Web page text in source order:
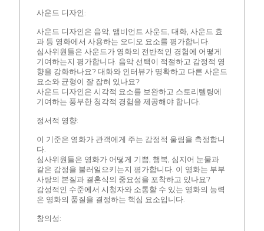
사운드 디자인:
사운드 디자인은 음악, 앰비언트 사운드, 대화, 사운드 효
과 등 영화에서 사용하는 오디오 요소를 평가합니다.
심사위원들은 사운드가 영화의 전반적인 경험에 어떻게
기여하는지 평가합니다. 음악 선택이 적절하고 감정적 영
향을 강화하나요? 대화와 인터뷰가 명확하고 다른 사운드
요소와 균형이 잘 잡혀 있나요?
사운드 디자인은 시각적 요소를 보완하고 스토리텔링에
기여하는 풍부한 청각적 경험을 제공해야 합니다.
정서적 영향:
이 기준은 영화가 관객에게 주는 감정적 울림을 측정합니
다.
심사위원들은 영화가 어떻게 기쁨, 행복, 심지어 눈물과
같은 감정을 불러일으키는지 평가합니다. 이 영화는 부부
사랑의 본질과 결혼식의 중요성을 포착하고 있나요?
감성적인 수준에서 시청자와 소통할 수 있는 영화의 능력
은 영화의 품질을 결정하는 핵심 요소입니다.
창의성: